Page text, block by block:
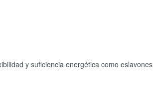
y suficiencia energética como eslavones